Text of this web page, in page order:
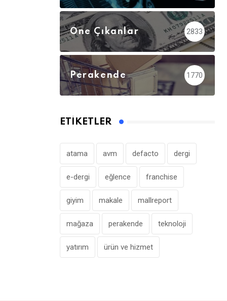
Öne Çıkanlar 2833
Perakende 1770
ETIKETLER
atama avm defacto dergi
e-dergi eğlence franchise
giyim makale mallreport
mağaza perakende teknoloji
yatırım ürün ve hizmet